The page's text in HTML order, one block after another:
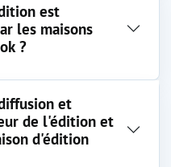
est
les maisons
?
et
de l'édition et
d'édition